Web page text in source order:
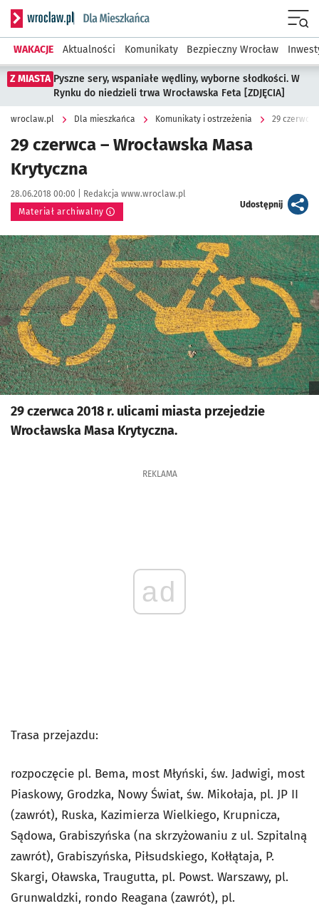
Serwis informacyjny wroclaw.pl podserwis: Dla mieszkańca
WAKACJE Aktualności Komunikaty Bezpieczny Wrocław
Z MIASTA Pyszne sery, wspaniałe wędliny, wyborne słodkości. W
Rynku do niedzieli trwa Wrocławska Feta [ZDJĘCIA]
wroclaw.pl Dla mieszkańca Komunikaty i ostrzeżenia 29 czerwca
29 czerwca – Wrocławska Masa
Krytyczna
Data publikacji:
28.06.2018 00:00 | Autor:
Redakcja www.wroclaw.pl
Materiał archiwalny
Udostępnijartykuł
Kliknij, aby powiększyć
29 czerwca 2018 r. ulicami miasta przejedzie
Wrocławska Masa Krytyczna.
REKLAMA
ad
Trasa przejazdu:
rozpoczęcie pl. Bema, most Młyński, św. Jadwigi, most
Piaskowy, Grodzka, Nowy Świat, św. Mikołaja, pl. JP II
(zawrót), Ruska, Kazimierza Wielkiego, Krupnicza,
Sądowa, Grabiszyńska (na skrzyżowaniu z ul. Szpitalną
zawrót), Grabiszyńska, Piłsudskiego, Kołłątaja, P.
Skargi, Oławska, Traugutta, pl. Powst. Warszawy, pl.
Grunwaldzki, rondo Reagana (zawrót), pl.